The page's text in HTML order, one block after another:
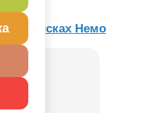
В поисках Немо